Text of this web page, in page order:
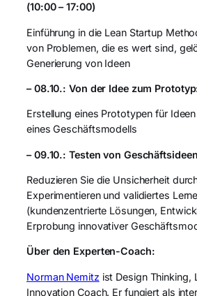
(10:00 – 17:00)
Einführung in die Lean Startup
von Problemen, die es wert sind,
Generierung von Ideen
– 08.10.: Von der Idee zum
Erstellung eines Prototypen für
eines Geschäftsmodells
– 09.10.: Testen von
Reduzieren Sie die Unsicherheit
Experimentieren und validiertes
(kundenzentrierte Lösungen,
Erprobung innovativer
Über den Experten-Coach:
Norman Nemitz ist Design Thinking,
Innovation Coach. Er fungiert als